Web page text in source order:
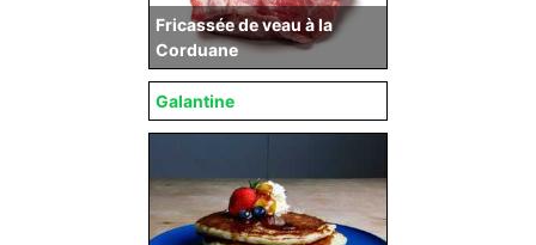
Fricassée de veau à la
Corduane
Galantine